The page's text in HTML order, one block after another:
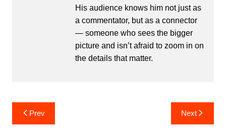
His audience knows him not just as
a commentator, but as a connector
— someone who sees the bigger
picture and isn’t afraid to zoom in on
the details that matter.
Post
navigation
Prev Next